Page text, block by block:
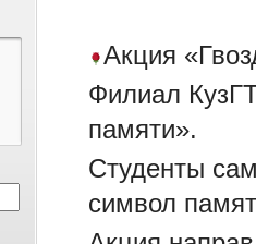
Акция
Филиал
памяти».
Студенты
символ